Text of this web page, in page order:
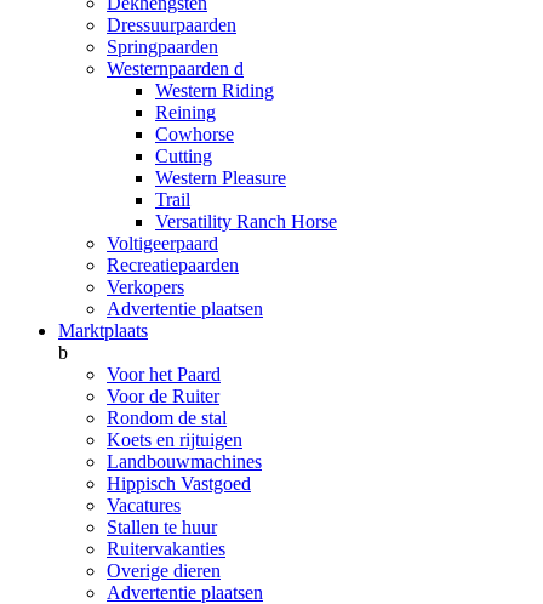
Dressuurpaarden
Springpaarden
Westernpaarden d
Western Riding
Reining
Cowhorse
Cutting
Western Pleasure
Trail
Versatility Ranch Horse
Voltigeerpaard
Recreatiepaarden
Verkopers
Advertentie plaatsen
Marktplaats
b
Voor het Paard
Voor de Ruiter
Rondom de stal
Koets en rijtuigen
Landbouwmachines
Hippisch Vastgoed
Vacatures
Stallen te huur
Ruitervakanties
Overige dieren
Advertentie plaatsen